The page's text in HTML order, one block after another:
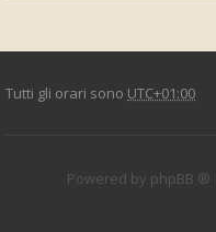
Tutti gli orari sono UTC+01:00
Powered by phpBB ®